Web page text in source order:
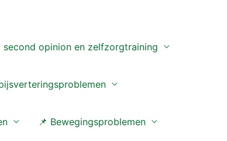
second opinion en zelfzorgtraining
📌 Bewegingsproblemen